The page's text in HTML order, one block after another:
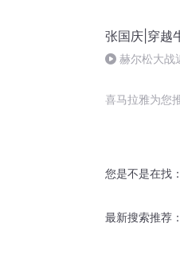
张国庆|穿越
赫尔松大战
喜马拉雅为您
您是不是在找：
最新搜索推荐：